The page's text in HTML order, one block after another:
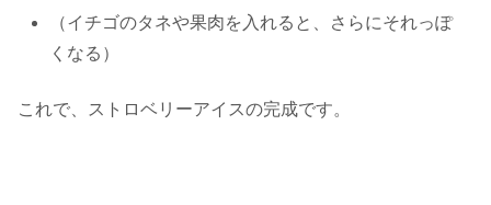
（イチゴのタネや果肉を入れると、さらにそれっぽ
くなる）
これで、ストロベリーアイスの完成です。